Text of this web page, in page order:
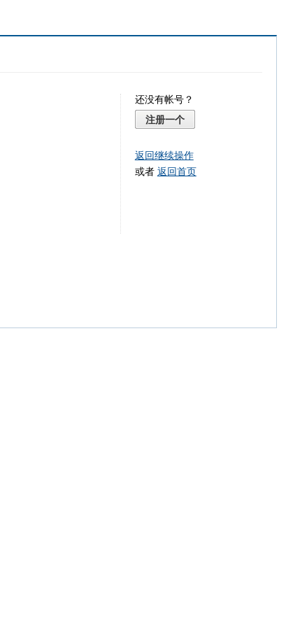
还没有帐号？
注册一个
返回继续操作
或者 返回首页